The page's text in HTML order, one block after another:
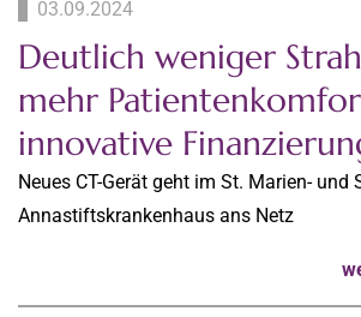
03.09.2024
Deutlich weniger
mehr
innovative
Neues CT-Gerät geht im St. Marien- und
Annastiftskrankenhaus ans Netz